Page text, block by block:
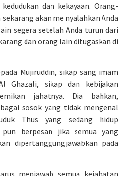
dan kekayaan. Orang-
akan me nyalahkan Anda
segera setelah Anda turun dari
dan orang lain ditugaskan di
Mujiruddin, sikap sang imam
Ghazali, sikap dan kebijakan
jahatnya. Dia bahkan,
sosok yang tidak mengenal
Thus yang sedang hidup
berpesan jika semua yang
dipertanggungjawabkan pada
menjawab semua kejahatan